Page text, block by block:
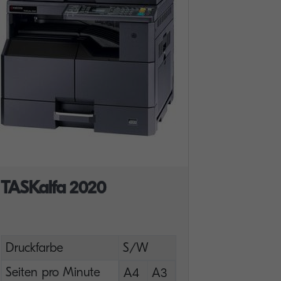
TASKalfa 2020
Druckfarbe
S/W
Seiten pro Minute
A4
A3